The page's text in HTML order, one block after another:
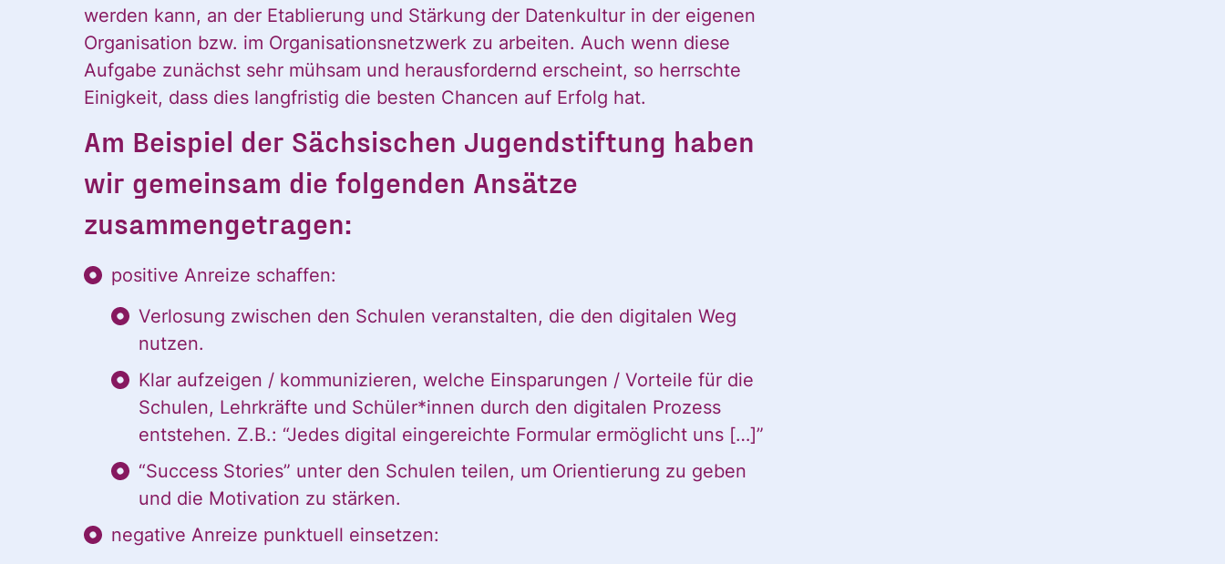
werden kann, an der Etablierung und Stärkung der Datenkultur in der eigenen
Organisation bzw. im Organisationsnetzwerk zu arbeiten. Auch wenn diese
Aufgabe zunächst sehr mühsam und herausfordernd erscheint, so herrschte
Einigkeit, dass dies langfristig die besten Chancen auf Erfolg hat.
Am Beispiel der Sächsischen Jugendstiftung haben
wir gemeinsam die folgenden Ansätze
zusammengetragen:
positive Anreize schaffen:
Verlosung zwischen den Schulen veranstalten, die den digitalen Weg
nutzen.
Klar aufzeigen / kommunizieren, welche Einsparungen / Vorteile für die
Schulen, Lehrkräfte und Schüler*innen durch den digitalen Prozess
entstehen. Z.B.: “Jedes digital eingereichte Formular ermöglicht uns […]”
“Success Stories” unter den Schulen teilen, um Orientierung zu geben
und die Motivation zu stärken.
negative Anreize punktuell einsetzen:
Vorname Nachname
E-Mail*
Einwilligung
*
Ja, ich möchte den Newsletter des Civic Data Lab per E-Mail erhalten. Diese
Einwilligung kann ich jederzeit widerrufen. Ich habe die Hinweise zum Widerruf
und der Verarbeitung der Daten in denDatenschutzvereinbarungen
stimme diesen zu. *
ANMELDEN